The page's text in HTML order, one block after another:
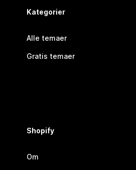
Kategorier
Alle temaer
Gratis temaer
Shopify
Om